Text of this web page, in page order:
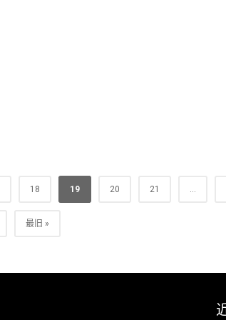
18 19 20 21 ...
最旧 »